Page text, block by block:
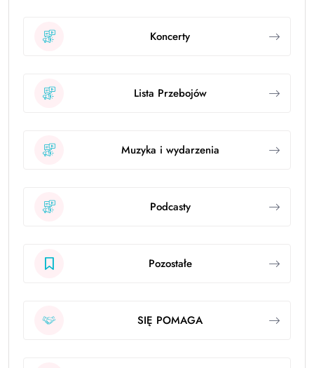
Koncerty
Lista Przebojów
Muzyka i wydarzenia
Podcasty
Pozostałe
SIĘ POMAGA